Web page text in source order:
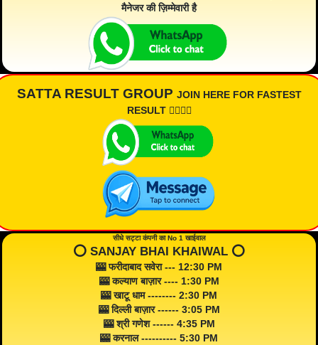
मैनेजर की ज़िम्मेवारी है
SATTA RESULT GROUP JOIN HERE FOR FASTEST
RESULT 👇🏾👇🏾
सीधे सट्टा कंपनी का No 1 खाईवाल
⭕️ SANJAY BHAI KHAIWAL ⭕️
🎰 फरीदाबाद सवेरा --- 12:30 PM
🎰 कल्याण बाज़ार ---- 1:30 PM
🎰 खाटू धाम -------- 2:30 PM
🎰 दिल्ली बाज़ार ------ 3:05 PM
🎰 श्री गणेश ------ 4:35 PM
🎰 करनाल ---------- 5:30 PM